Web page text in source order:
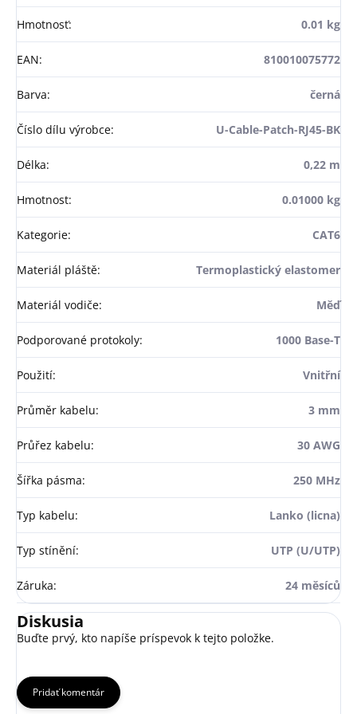
Hmotnosť: 0.01 kg
EAN: 810010075772
Barva: černá
Číslo dílu výrobce: U-Cable-Patch-RJ45-BK
Délka: 0,22 m
Hmotnost: 0.01000 kg
Kategorie: CAT6
Materiál pláště: Termoplastický elastomer
Materiál vodiče: Měď
Podporované protokoly: 1000 Base-T
Použití: Vnitřní
Průměr kabelu: 3 mm
Průřez kabelu: 30 AWG
Šířka pásma: 250 MHz
Typ kabelu: Lanko (licna)
Typ stínění: UTP (U/UTP)
Záruka: 24 měsíců
Diskusia
Buďte prvý, kto napíše príspevok k tejto položke.
Pridať komentár